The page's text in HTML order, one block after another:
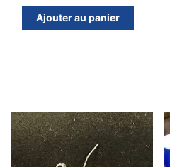
Ajouter au panier